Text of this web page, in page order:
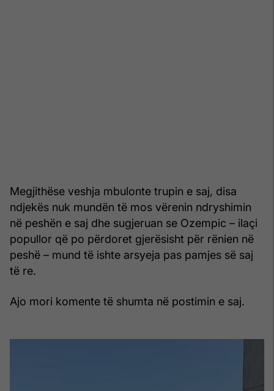
Megjithëse veshja mbulonte trupin e saj, disa
ndjekës nuk mundën të mos vërenin ndryshimin
në peshën e saj dhe sugjeruan se Ozempic – ilaçi
popullor që po përdoret gjerësisht për rënien në
peshë – mund të ishte arsyeja pas pamjes së saj
të re.
Ajo mori komente të shumta në postimin e saj.